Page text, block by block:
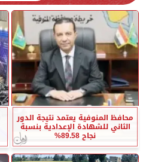
محافظ المنوفية يعتمد نتيجة الدور
الثاني للشهادة الإعدادية بنسبة
نجاح 89.58%